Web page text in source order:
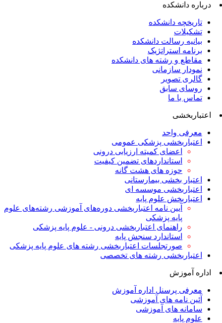
درباره دانشکده
تاریخچه دانشکده
تشکیلات
بیانیه رسالت دانشکده
برنامه استراتژیک
مقاطع و رشته های دانشکده
نمودار سازمانی
گالری تصویر
روسای سابق
تماس با ما
اعتباربخشی
معرفی واحد
اعتباربخشی پزشکی عمومی
اعضای کمیته ارزیابی درونی
استانداردهای تضمین کیفیت
حوزه های هشت گانه
اعتبار بخشی بیمارستانی
اعتباربخشی موسسه ای
اعتباربخش علوم پایه
آیین نامه اعتباربخشی دوره‌های آموزشی رشته‌های علوم
پایه پزشکی
راهنمای اعتباربخشی درونی - علوم پایه پزشکی
استاندارد سنجش پایه
صورتجلسات اعتباربخشی رشته های علوم پایه پزشکی
اعتباربخشی رشته های تخصصی
اداره آموزش
معرفی پرسنل اداره آموزش
آئین نامه های آموزشی
سامانه های آموزشی
علوم پایه